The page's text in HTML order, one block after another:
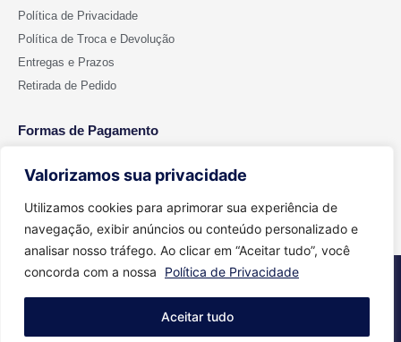
Valorizamos sua privacidade
Utilizamos cookies para aprimorar sua experiência de
navegação, exibir anúncios ou conteúdo personalizado e
analisar nosso tráfego. Ao clicar em “Aceitar tudo”, você
concorda com a nossa
Política de Privacidade
Aceitar tudo
Política de Privacidade
Política de Troca e Devolução
Entregas e Prazos
Retirada de Pedido
Formas de Pagamento
2026 © Todos os direitos reservados - Cut Color | CNPJ 15.699.612/0001-
Feito com Agência Aritimos